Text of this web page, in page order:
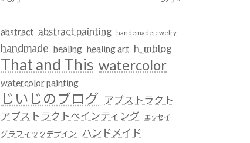
abstract abstract painting handemadejewelry
handmade healing healing art h_mblog
That and This watercolor
watercolor painting
じいじのブログ アブストラクト
アブストラクトペインティング
エッセイ
グラフィックデザイン ハンドメイド